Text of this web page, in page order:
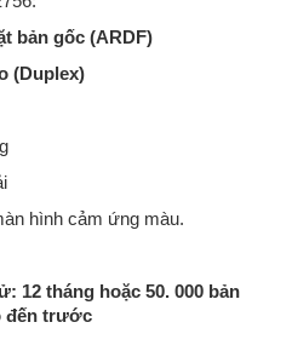
bản gốc (ARDF)
(Duplex)
hình cảm ứng màu.
12 tháng hoặc 50. 000 bản
đến trước